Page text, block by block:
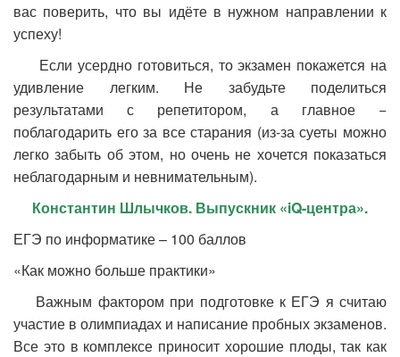
вас поверить, что вы идёте в нужном направлении к
успеху!
Если усердно готовиться, то экзамен покажется на
удивление легким. Не забудьте поделиться
результатами с репетитором, а главное −
поблагодарить его за все старания (из-за суеты можно
легко забыть об этом, но очень не хочется показаться
неблагодарным и невнимательным).
Константин Шлычков. Выпускник «iQ-центра».
ЕГЭ по информатике – 100 баллов
«Как можно больше практики»
Важным фактором при подготовке к ЕГЭ я считаю
участие в олимпиадах и написание пробных экзаменов.
Все это в комплексе приносит хорошие плоды, так как